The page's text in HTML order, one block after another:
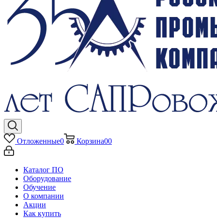
Отложенные0 Корзина00
Каталог ПО
Оборудование
Обучение
О компании
Акции
Как купить